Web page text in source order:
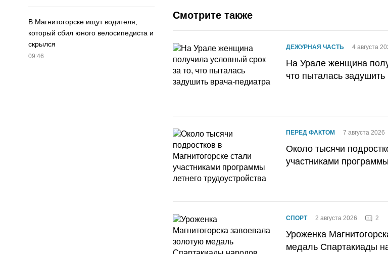
В Магнитогорске ищут водителя,
который сбил юного велосипедиста и
скрылся
09:46
Смотрите также
ДЕЖУРНАЯ ЧАСТЬ 4 августа
На Урале женщина
что пыталась
ПЕРЕД ФАКТОМ 7 августа 2026
Около тысячи
участниками
СПОРТ 2 августа 2026 2
Уроженка
медаль Спартакиады